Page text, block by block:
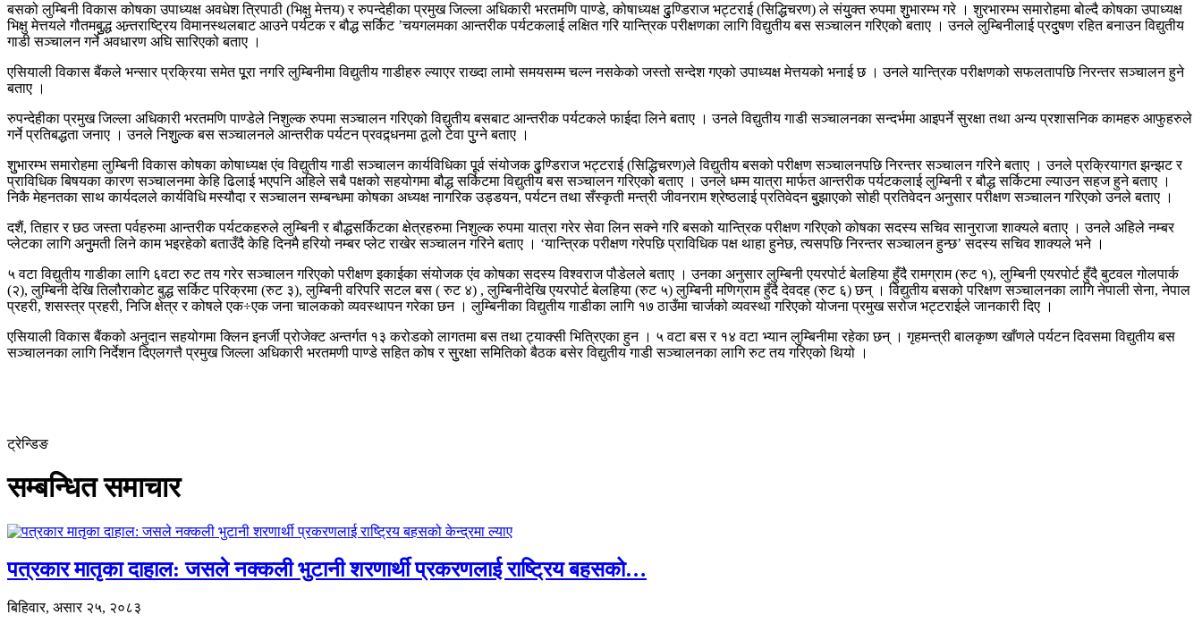
बसको लुम्बिनी विकास कोषका उपाध्यक्ष अवधेश त्रिपाठी (भिक्षु मेत्तय) र रुपन्देहीका प्रमुख जिल्ला अधिकारी भरतमणि पाण्डे, कोषाध्यक्ष ढुुण्डिराज भट्टराई (सिद्धिचरण) ले संयुुक्त रुपमा शुुभारम्भ गरे । शुरभारम्भ समारोहमा बोल्दै कोषका उपाध्यक्ष
भिक्षु मेत्तयले गौतमबुुद्ध अन्र्तराष्ट्रिय विमानस्थलबाट आउने पर्यटक र बौद्ध सर्किट ’चयगलमका आन्तरीक पर्यटकलाई लक्षित गरि यान्त्रिक परीक्षणका लागि विद्युतीय बस सञ्चालन गरिएको बताए । उनले लुम्बिनीलाई प्रदुुषण रहित बनाउन विद्युतीय
गाडी सञ्चालन गर्ने अवधारण अघि सारिएको बताए ।
एसियाली विकास बैंकले भन्सार प्रक्रिया समेत पूूरा नगरि लुम्बिनीमा विद्युतीय गाडीहरु ल्याएर राख्दा लामो समयसम्म चल्न नसकेको जस्तो सन्देश गएको उपाध्यक्ष मेत्तयको भनाई छ । उनले यान्त्रिक परीक्षणको सफलतापछि निरन्तर सञ्चालन हुने
बताए ।
रुपन्देहीका प्रमुख जिल्ला अधिकारी भरतमणि पाण्डेले निशुल्क रुपमा सञ्चालन गरिएको विद्युतीय बसबाट आन्तरीक पर्यटकले फाईदा लिने बताए । उनले विद्युतीय गाडी सञ्चालनका सन्दर्भमा आइपर्ने सुरक्षा तथा अन्य प्रशासनिक कामहरु आफुहरुले
गर्ने प्रतिबद्धता जनाए । उनले निशुुल्क बस सञ्चालनले आन्तरीक पर्यटन प्रवद्र्धनमा ठूलो टेवा पुुग्ने बताए ।
शुुभारम्भ समारोहमा लुम्बिनी विकास कोषका कोषाध्यक्ष एंव विद्युतीय गाडी सञ्चालन कार्यविधिका पूूर्व संयोजक ढुुण्डिराज भट्टराई (सिद्धिचरण)ले विद्युतीय बसको परीक्षण सञ्चालनपछि निरन्तर सञ्चालन गरिने बताए । उनले प्रक्रियागत झन्झट र
प्राविधिक बिषयका कारण सञ्चालनमा केहि ढिलाई भएपनि अहिले सबै पक्षको सहयोगमा बौद्ध सर्किटमा विद्युतीय बस सञ्चालन गरिएको बताए । उनले धम्म यात्रा मार्फत आन्तरीक पर्यटकलाई लुम्बिनी र बौद्ध सर्किटमा ल्याउन सहज हुने बताए ।
निकै मेहनतका साथ कार्यदलले कार्यविधि मस्यौदा र सञ्चालन सम्बन्धमा कोषका अध्यक्ष नागरिक उड्डयन, पर्यटन तथा सँस्कृती मन्त्री जीवनराम श्रेष्ठलाई प्रतिवेदन बुुझाएको सोही प्रतिवेदन अनुसार परीक्षण सञ्चालन गरिएको उनले बताए ।
दशैं, तिहार र छठ जस्ता पर्वहरुमा आन्तरीक पर्यटकहरुले लुम्बिनी र बौद्धसर्किटका क्षेत्रहरुमा निशुल्क रुपमा यात्रा गरेर सेवा लिन सक्ने गरि बसको यान्त्रिक परीक्षण गरिएको कोषका सदस्य सचिव सानुराजा शाक्यले बताए । उनले अहिले नम्बर
प्लेटका लागि अनुुमती लिने काम भइरहेको बताउँदै केहि दिनमै हरियो नम्बर प्लेट राखेर सञ्चालन गरिने बताए । ‘यान्त्रिक परीक्षण गरेपछि प्राविधिक पक्ष थाहा हुनेछ, त्यसपछि निरन्तर सञ्चालन हुन्छ’ सदस्य सचिव शाक्यले भने ।
५ वटा विद्युतीय गाडीका लागि ६वटा रुट तय गरेर सञ्चालन गरिएको परीक्षण इकाईका संयोजक एंव कोषका सदस्य विश्वराज पौडेलले बताए । उनका अनुसार लुम्बिनी एयरपोर्ट बेलहिया हुँदै रामग्राम (रुट १), लुम्बिनी एयरपोर्ट हुँदै बुटवल गोलपार्क
(२), लुम्बिनी देखि तिलौराकोट बुद्ध सर्किट परिक्रमा (रुट ३), लुम्बिनी वरिपरि सटल बस ( रुट ४) , लुम्बिनीदेखि एयरपोर्ट बेलहिया (रुट ५) लुम्बिनी मणिग्राम हुँदै देवदह (रुट ६) छन् । विद्युतीय बसको परिक्षण सञ्चालनका लागि नेपाली सेना, नेपाल
प्रहरी, शसस्त्र प्रहरी, निजि क्षेत्र र कोषले एक÷एक जना चालकको व्यवस्थापन गरेका छन । लुम्बिनीका विद्युतीय गाडीका लागि १७ ठाउँमा चार्जको व्यवस्था गरिएको योजना प्रमुख सरोज भट्टराईले जानकारी दिए ।
एसियाली विकास बैंकको अनुदान सहयोगमा क्लिन इनर्जी प्रोजेक्ट अन्तर्गत १३ करोडको लागतमा बस तथा ट्याक्सी भित्रिएका हुन । ५ वटा बस र १४ वटा भ्यान लुम्बिनीमा रहेका छन् । गृहमन्त्री बालकृष्ण खाँणले पर्यटन दिवसमा विद्युतीय बस
सञ्चालनका लागि निर्देशन दिएलगत्तै प्रमुख जिल्ला अधिकारी भरतमणी पाण्डे सहित कोष र सुुरक्षा समितिको बैठक बसेर विद्युतीय गाडी सञ्चालनका लागि रुट तय गरिएको थियो ।
ट्रेन्डिङ
सम्बन्धित समाचार
पत्रकार मातृका दाहाल: जसले नक्कली भुटानी शरणार्थी प्रकरणलाई राष्ट्रिय बहसको…
बिहिवार, असार २५, २०८३